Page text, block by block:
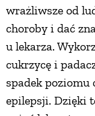
wrażliwsze od
choroby i dać
u lekarza.
cukrzycę i
spadek poziomu
epilepsji. Dzięki